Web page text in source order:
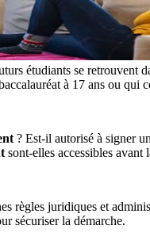
étudiants se
à 17 ans ou qui
? Est-il autorisé à signer un
sont-elles accessibles avant
règles juridiques et
sécuriser la démarche.